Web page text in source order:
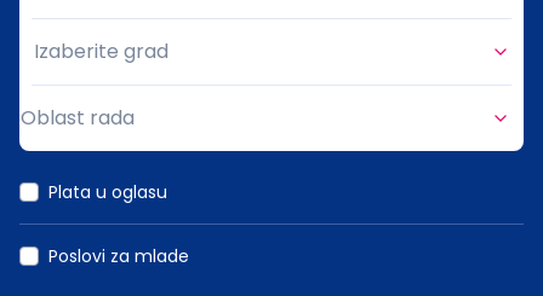
Grad
Izaberite grad
Oblast rada
Plata u oglasu
Poslovi za mlade